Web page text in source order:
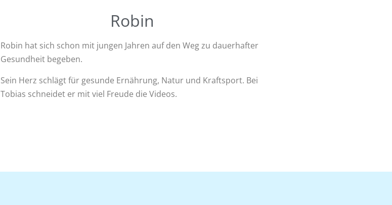
Robin
Robin hat sich schon mit jungen Jahren auf den Weg zu dauerhafter
Gesundheit begeben.
Sein Herz schlägt für gesunde Ernährung, Natur und Kraftsport. Bei
Tobias schneidet er mit viel Freude die Videos.